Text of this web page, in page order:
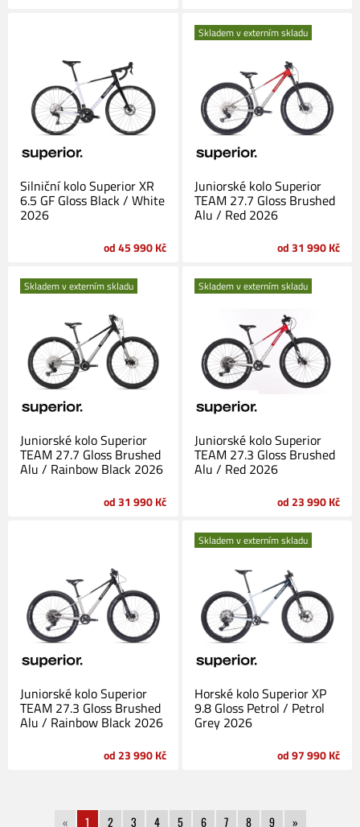
Silniční kolo Superior XR
6.5 GF Gloss Black / White
2026
od 45 990 Kč
Skladem v externím skladu
Juniorské kolo Superior
TEAM 27.7 Gloss Brushed
Alu / Red 2026
od 31 990 Kč
Skladem v externím skladu
Juniorské kolo Superior
TEAM 27.7 Gloss Brushed
Alu / Rainbow Black 2026
od 31 990 Kč
Skladem v externím skladu
Juniorské kolo Superior
TEAM 27.3 Gloss Brushed
Alu / Red 2026
od 23 990 Kč
Juniorské kolo Superior
TEAM 27.3 Gloss Brushed
Alu / Rainbow Black 2026
od 23 990 Kč
Skladem v externím skladu
Horské kolo Superior XP
9.8 Gloss Petrol / Petrol
Grey 2026
od 97 990 Kč
« 1 2 3 4 5 6 7 8 9 »